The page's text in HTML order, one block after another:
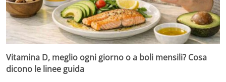
Vitamina D, meglio ogni giorno o a boli mensili? Cosa
dicono le linee guida